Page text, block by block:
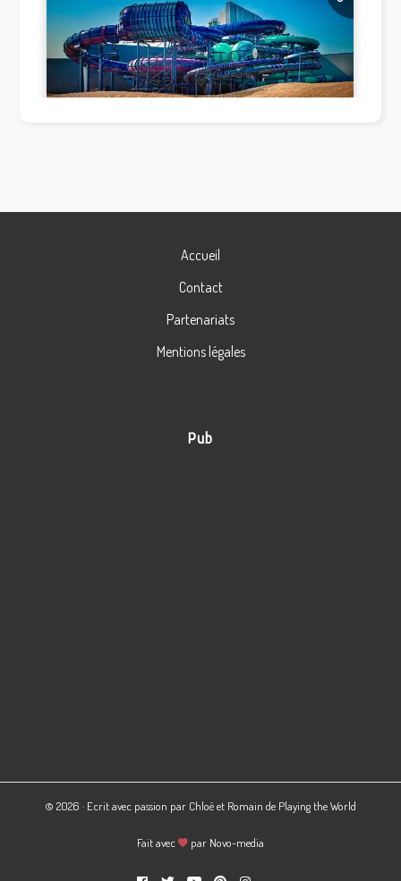
Accueil
Contact
Partenariats
Mentions légales
Pub
© 2026 · Ecrit avec passion par Chloé et Romain de Playing the World
Fait avec par Novo-media